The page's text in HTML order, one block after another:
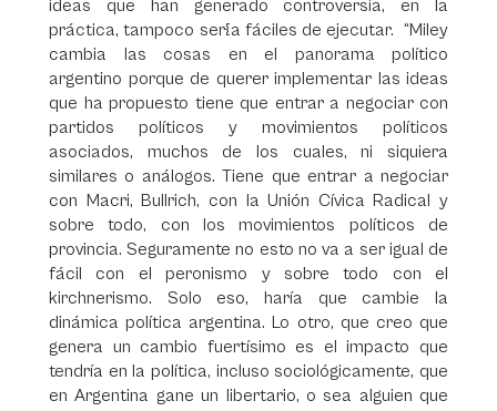
ideas que han generado controversia, en la
práctica, tampoco ser{a fáciles de ejecutar. “Miley
cambia las cosas en el panorama político
argentino porque de querer implementar las ideas
que ha propuesto tiene que entrar a negociar con
partidos políticos y movimientos políticos
asociados, muchos de los cuales, ni siquiera
similares o análogos. Tiene que entrar a negociar
con Macri, Bullrich, con la Unión Cívica Radical y
sobre todo, con los movimientos políticos de
provincia. Seguramente no esto no va a ser igual de
fácil con el peronismo y sobre todo con el
kirchnerismo. Solo eso, haría que cambie la
dinámica política argentina. Lo otro, que creo que
genera un cambio fuertísimo es el impacto que
tendría en la política, incluso sociológicamente, que
en Argentina gane un libertario, o sea alguien que